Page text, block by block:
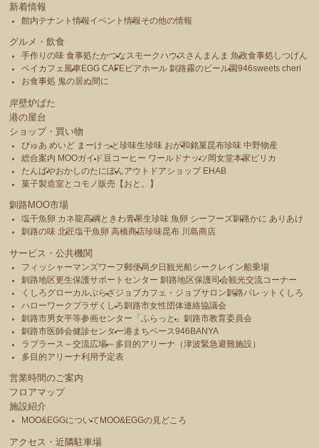
新着情報
館内テナント情報イベント情報その他の情報
グルメ・飲食
手作りの味 食事処たかつな スモークハウス さんまんま 魚政食事処しつげん
ベイカフェ風車EGG CAFE ビアホール 釧路霧のビール園946sweets cheri
お食事処 鬼の居ぬ間に
岸壁炉ばた
港の屋台
ショップ・買い物
ぴゅあ めいど まーけっと珍味生珍味 おが和銘菓昆布珍味 中野物産
総合案内 MOOガイド豆コーヒー ワールドナッツ 岡女堂本家 ピリカ
たんばやおかしのたにぽんアウトドアショップ EHAB
菓子製造室とコモノ販売【おと。】
釧路MOO市場
塩干魚卵 カネ龍高綱 ときわ青果生珍味 魚卵 シーフーズ釧路かに ありあけ
釧路の味 北匠塩干魚卵 高橋商店珍味昆布 川島商店
サービス・公共機関
フィッシャーマンズワーフ郵便局夕日観光船シークレイン船乗場
釧路地区更生保護サポートセンター 釧路地区保護司会観光交流コーナー
くしろグローカルぷらざジョブカフェ・ジョブサロン釧路パレットくしろ
ハローワークプラザくしろ釧路市女性団体連絡協議会
釧路市男女平等参画センター「ふらっと」釧路市教育委員会
釧路市医師会健診センター港まちベース946BANYA
ラプラース～交流広場～ 多目的アリーナ（津波緊急避難施設）
多目的アリーナ利用予定表
営業時間のご案内
フロアマップ
施設紹介
MOO&EGGについて MOO&EGGの見どころ
アクセス・近隣駐車場